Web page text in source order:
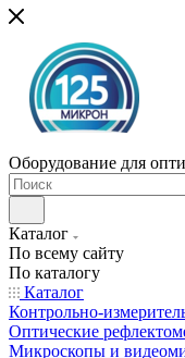
Оборудование для
Каталог
По всему сайту
По каталогу
Каталог
Контрольно-
Оптические
Микроскопы и